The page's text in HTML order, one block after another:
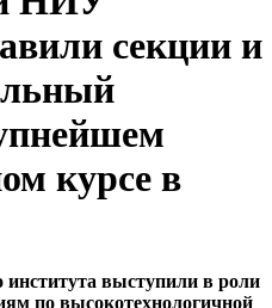
секции и
курсе в
института выступили в роли
по высокотехнологичной